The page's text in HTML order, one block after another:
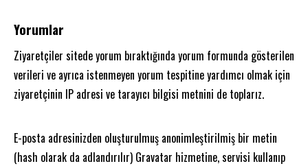
Yorumlar
Ziyaretçiler sitede yorum bıraktığında yorum formunda gösterilen
verileri ve ayrıca istenmeyen yorum tespitine yardımcı olmak için
ziyaretçinin IP adresi ve tarayıcı bilgisi metnini de toplarız.
E-posta adresinizden oluşturulmuş anonimleştirilmiş bir metin
(hash olarak da adlandırılır) Gravatar hizmetine, servisi kullanıp